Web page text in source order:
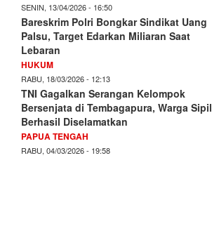
SENIN, 13/04/2026 - 16:50
Bareskrim Polri Bongkar Sindikat Uang
Palsu, Target Edarkan Miliaran Saat
Lebaran
HUKUM
RABU, 18/03/2026 - 12:13
TNI Gagalkan Serangan Kelompok
Bersenjata di Tembagapura, Warga Sipil
Berhasil Diselamatkan
PAPUA TENGAH
RABU, 04/03/2026 - 19:58